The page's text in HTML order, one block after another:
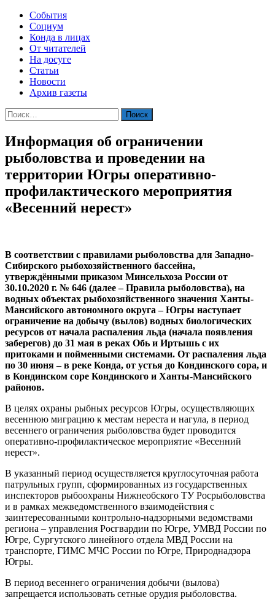
События
Социум
Конда в лицах
От читателей
На досуге
Статьи
Новости
Архив газеты
Найти:
Информация об ограничении
рыболовства и проведении на
территории Югры оперативно-
профилактического мероприятия
«Весенний нерест»
В соответствии с правилами рыболовства для Западно-
Сибирского рыбохозяйственного бассейна,
утверждёнными приказом Минсельхоза России от
30.10.2020 г. № 646 (далее – Правила рыболовства), на
водных объектах рыбохозяйственного значения Ханты-
Мансийского автономного округа – Югры наступает
ограничение на добычу (вылов) водных биологических
ресурсов от начала распаления льда (начала появления
заберегов) до 31 мая в реках Обь и Иртышь с их
притоками и пойменными системами. От распаления льда
по 30 июня – в реке Конда, от устья до Кондинского сора, и
в Кондинском соре Кондинского и Ханты-Мансийского
районов.
В целях охраны рыбных ресурсов Югры, осуществляющих
весеннюю миграцию к местам нереста и нагула, в период
весеннего ограничения рыболовства будет проводится
оперативно-профилактическое мероприятие «Весенний
нерест».
В указанный период осуществляется круглосуточная работа
патрульных групп, сформированных из государственных
инспекторов рыбоохраны Нижнеобского ТУ Росрыболовства
и в рамках межведомственного взаимодействия с
заинтересованными контрольно-надзорными ведомствами
региона – управления Росгвардии по Югре, УМВД России по
Югре, Сургутского линейного отдела МВД России на
транспорте, ГИМС МЧС России по Югре, Природнадзора
Югры.
В период весеннего ограничения добычи (вылова)
запрещается использовать сетные орудия рыболовства.